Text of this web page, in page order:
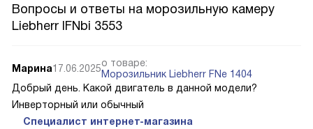
Вопросы и ответы на морозильную камеру
Liebherr IFNbi 3553
Марина17.06.2025о товаре:
Морозильник Liebherr FNe 1404
Добрый день. Какой двигатель в данной модели?
Инверторный или обычный
Специалист интернет-магазина